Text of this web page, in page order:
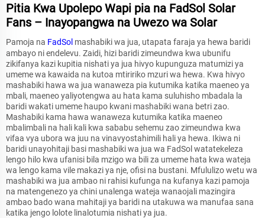
Pitia Kwa Upolepo Wapi pia na FadSol Solar
Fans – Inayopangwa na Uwezo wa Solar
Pamoja na FadSol mashabiki wa jua, utapata faraja ya hewa baridi
ambayo ni endelevu. Zaidi, hizi baridi zimeundwa kwa ubunifu
zikifanya kazi kupitia nishati ya jua hivyo kupunguza matumizi ya
umeme wa kawaida na kutoa mtiririko mzuri wa hewa. Kwa hivyo
mashabiki hawa wa jua wanaweza pia kutumika katika maeneo ya
mbali, maeneo yaliyotengwa au hata kama suluhisho mbadala la
baridi wakati umeme haupo kwani mashabiki wana betri zao.
Mashabiki kama hawa wanaweza kutumika katika maeneo
mbalimbali na hali kali kwa sababu sehemu zao zimeundwa kwa
vifaa vya ubora wa juu na vinavyostahimili hali ya hewa. Ikiwa ni
baridi unayohitaji basi mashabiki wa jua wa FadSol watatekeleza
lengo hilo kwa ufanisi bila mzigo wa bili za umeme hata kwa wateja
wa lengo kama vile makazi ya nje, ofisi na bustani. Mfululizo wetu wa
mashabiki wa jua ambao ni rahisi kufunga na kufanya kazi pamoja
na matengenezo ya chini unalenga wateja wanaojali mazingira
ambao bado wana mahitaji ya baridi na utakuwa wa manufaa sana
katika jengo lolote linalotumia nishati ya jua.